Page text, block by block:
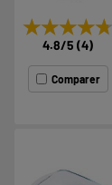
★★★★★
★★★★★
4.8/5 (4)
Comparer